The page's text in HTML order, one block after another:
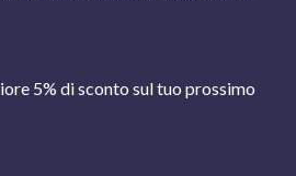
5% di sconto sul tuo prossimo